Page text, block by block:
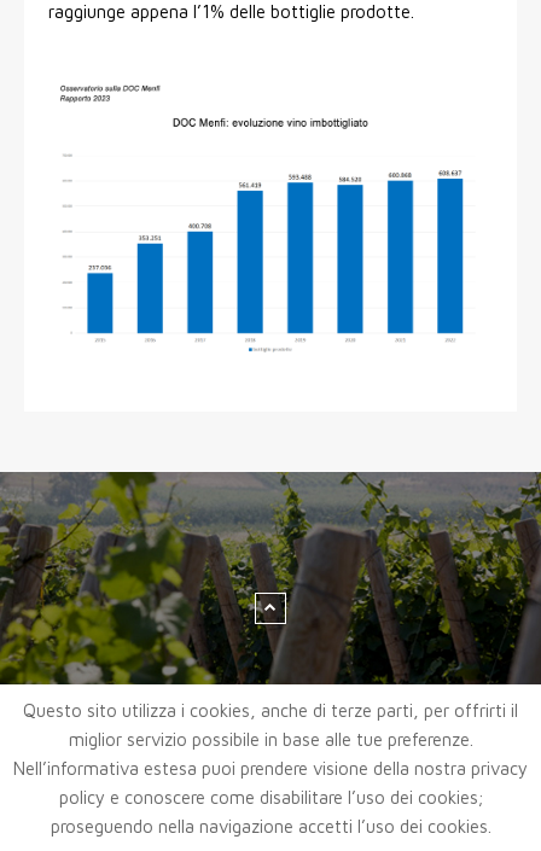
raggiunge appena l’1% delle bottiglie prodotte.
Questo sito utilizza i cookies, anche di terze parti, per offrirti il
miglior servizio possibile in base alle tue preferenze.
Nell’informativa estesa puoi prendere visione della nostra privacy
policy e conoscere come disabilitare l’uso dei cookies;
proseguendo nella navigazione accetti l’uso dei cookies.